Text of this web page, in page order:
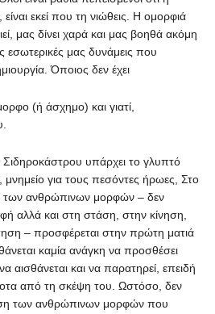
εκεί που τη νιώθεις. Η ομορφιά
μας δίνει χαρά και μας βοηθά ακόμη
εσωτερικές μας δυνάμεις που
Όποιος δεν έχει
(ή άσχημο) και γιατί,
Σιδηροκάστρου υπάρχει το γλυπτό
για τους πεσόντες ήρωες, Στο
των ανθρώπινων μορφών – δεν
αλλά και στη στάση, στην κίνηση,
– προσφέρεται στην πρώτη ματιά
καμία ανάγκη να προσθέσει
αισθάνεται και να παρατηρεί, επειδή
από τη σκέψη του. Ωστόσο, δεν
των ανθρώπινων μορφών που